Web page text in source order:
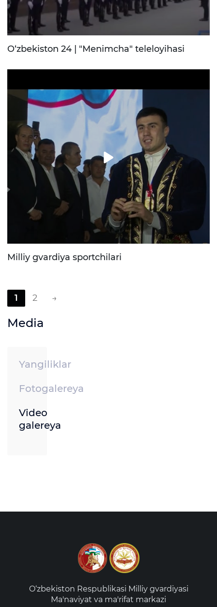
O‘zbekiston 24 | "Menimcha" teleloyihasi
Milliy gvardiya sportchilari
1 2 →
Media
Yangiliklar
Fotogalereya
Video
galereya
O‘zbekiston Respublikasi Milliy gvardiyasi
Ma'naviyat va ma'rifat markazi